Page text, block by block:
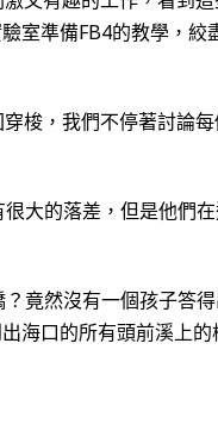
室準備FB4的教學，絞
梭，我們不停著討論
大的落差，但是他們
竟然沒有一個孩子答
海口的所有頭前溪上